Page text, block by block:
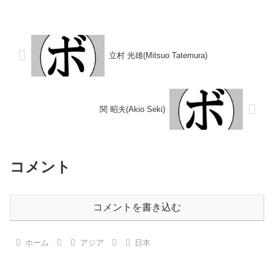
立村 光雄(Mitsuo Tatemura)
関 昭夫(Akio Seki)
コメント
コメントを書き込む
ホーム アジア 日本